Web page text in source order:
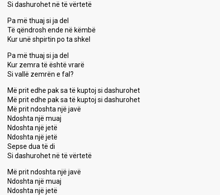
Si dashurohet në të vërtetë
Pa më thuaj si ja del
Të qëndrosh ende në këmbë
Kur unë shpirtin po ta shkel
Pa më thuaj si ja del
Kur zemra të është vrarë
Si vallë zemrën e fal?
Më prit edhe pak sa të kuptoj si dashurohet
Më prit edhe pak sa të kuptoj si dashurohet
Më prit ndoshta një javë
Ndoshta një muaj
Ndoshta një jetë
Ndoshta një jetë
Sepse dua të di
Si dashurohet në të vërtetë
Më prit ndoshta një javë
Ndoshta një muaj
Ndoshta një jetë